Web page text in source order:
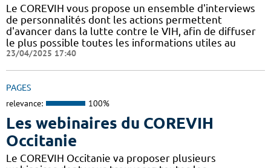
Le COREVIH vous propose un ensemble d'interviews
de personnalités dont les actions permettent
d'avancer dans la lutte contre le VIH, afin de diffuser
le plus possible toutes les informations utiles au
23/04/2025 17:40
PAGES
relevance: 100%
Les webinaires du COREVIH
Occitanie
Le COREVIH Occitanie va proposer plusieurs